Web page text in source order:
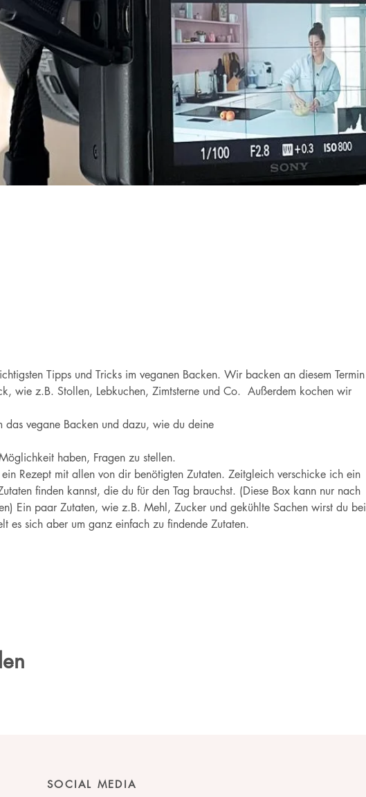
Tipps und Tricks im veganen Backen. Wir backen an diesem Termin
wie z.B. Stollen, Lebkuchen, Zimtsterne und Co.  Außerdem kochen wir
das vegane Backen und dazu, wie du deine
haben, Fragen zu stellen.
Rezept mit allen von dir benötigten Zutaten. Zeitgleich verschicke ich ein
finden kannst, die du für den Tag brauchst. (Diese Box kann nur nach
Ein paar Zutaten, wie z.B. Mehl, Zucker und gekühlte Sachen wirst du bei
es sich aber um ganz einfach zu findende Zutaten.
SOCIAL MEDIA